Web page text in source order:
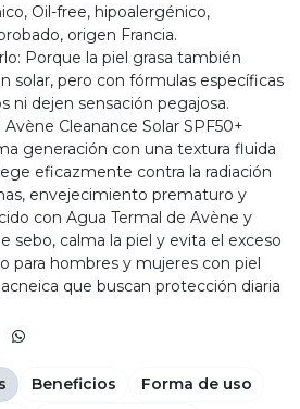
Oil-free, hipoalergénico,
origen Francia.
Porque la piel grasa también
solar, pero con fórmulas específicas
ni dejen sensación pegajosa.
Cleanance Solar SPF50+
generación con una textura fluida
eficazmente contra la radiación
envejecimiento prematuro y
con Agua Termal de Avène y
sebo, calma la piel y evita el exceso
para hombres y mujeres con piel
que buscan protección diaria
Beneficios
Forma de uso